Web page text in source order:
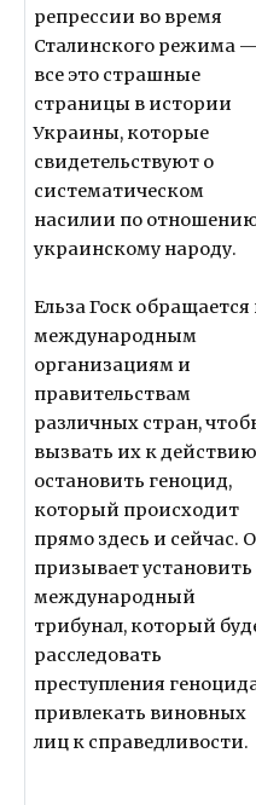
репрессии во время
Сталинского режима —
все это страшные
страницы в истории
Украины, которые
свидетельствуют о
систематическом
насилии по
украинскому народу.
Ельза Госк обращается
международным
организациям и
правительствам
различных стран,
вызвать их к
остановить геноцид,
который происходит
прямо здесь и сейчас.
призывает установить
международный
трибунал, который
расследовать
преступления
привлекать виновных
лиц к справедливости.